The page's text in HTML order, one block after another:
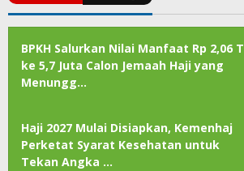
BPKH Salurkan Nilai Manfaat Rp 2,06 T
ke 5,7 Juta Calon Jemaah Haji yang
Menungg…
Haji 2027 Mulai Disiapkan, Kemenhaj
Perketat Syarat Kesehatan untuk
Tekan Angka …